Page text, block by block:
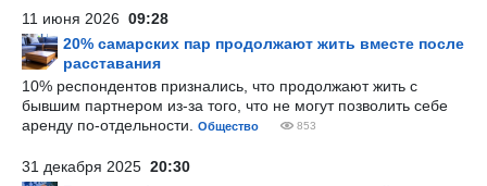
11 июня 2026 09:28
20% самарских пар продолжают жить вместе после
расставания
10% респондентов признались, что продолжают жить с
бывшим партнером из-за того, что не могут позволить себе
аренду по-отдельности.
Общество 853
31 декабря 2025 20:30